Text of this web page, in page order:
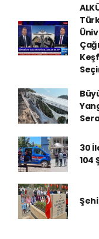
30
104